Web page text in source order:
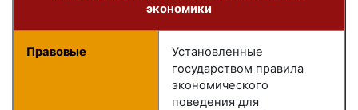
экономики
Правовые
Установленные
государством правила
экономического
поведения для